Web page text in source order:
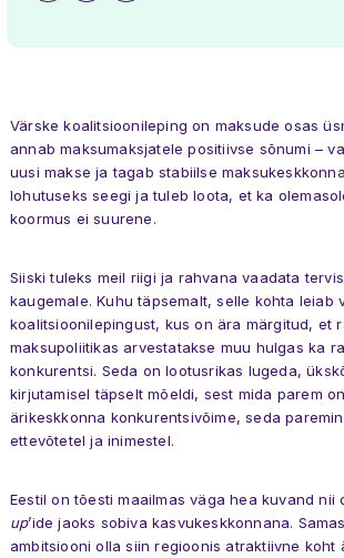
Värske koalitsioonileping on maksude osas
annab maksumaksjatele positiivse sõnumi –
uusi makse ja tagab stabiilse
lohutuseks seegi ja tuleb loota, et ka
koormus ei suurene.
Siiski tuleks meil riigi ja rahvana vaadata
kaugemale. Kuhu täpsemalt, selle kohta leiab
koalitsioonilepingust, kus on ära märgitud, et
maksupoliitikas arvestatakse muu hulgas ka
konkurentsi. Seda on lootusrikas lugeda,
kirjutamisel täpselt mõeldi, sest mida parem
ärikeskkonna konkurentsivõime, seda
ettevõtetel ja inimestel.
Eestil on tõesti maailmas väga hea kuvand nii
up’ide jaoks sobiva kasvukeskkonnana.
ambitsiooni olla siin regioonis atraktiivne koht